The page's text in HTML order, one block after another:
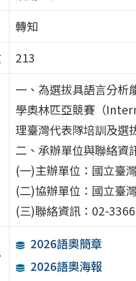
轉知
213
一、為選拔具語言分析
學奧林匹亞競賽（
理臺灣代表隊培訓及選
二、承辦單位與聯絡資
(一)主辦單位：國立臺
(二)協辦單位：國立臺
(三)聯絡資訊：02-
2026語奧簡章
2026語奧海報